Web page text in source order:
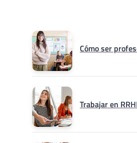
Cómo ser
Trabajar en